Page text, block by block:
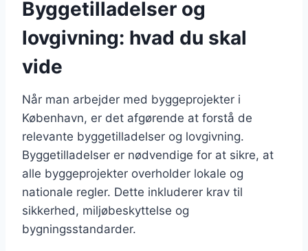
Byggetilladelser og
lovgivning: hvad du skal
vide
Når man arbejder med byggeprojekter i
København, er det afgørende at forstå de
relevante byggetilladelser og lovgivning.
Byggetilladelser er nødvendige for at sikre, at
alle byggeprojekter overholder lokale og
nationale regler. Dette inkluderer krav til
sikkerhed, miljøbeskyttelse og
bygningsstandarder.